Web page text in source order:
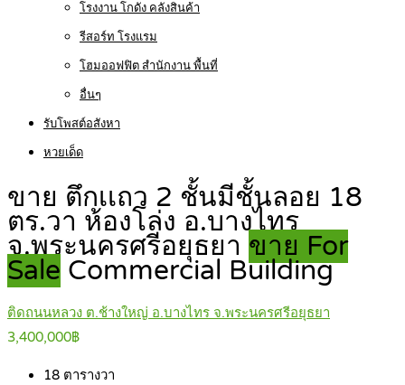
โรงงาน โกดัง คลังสินค้า
รีสอร์ท โรงแรม
โฮมออฟฟิต สำนักงาน พื้นที่
อื่นๆ
รับโพสต์อสังหา
หวยเด็ด
ขาย ตึกเเถว 2 ชั้นมีชั้นลอย 18
ตร.วา ห้องโล่ง อ.บางไทร
จ.พระนครศรีอยุธยา ขาย For
Sale Commercial Building
ติดถนนหลวง ต.ช้างใหญ่ อ.บางไทร จ.พระนครศรีอยุธยา
3,400,000฿
18 ตารางวา